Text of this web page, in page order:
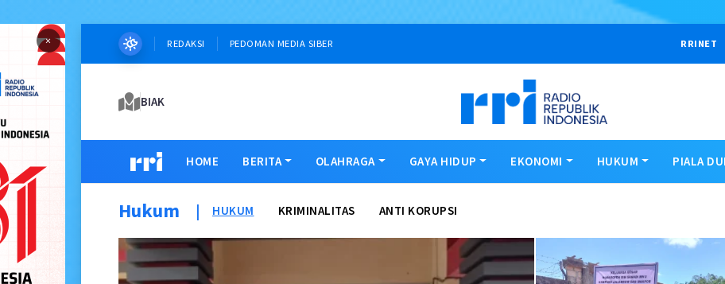
× REDAKSI PEDOMAN MEDIA SIBER RRINET
BIAK
HOME BERITA OLAHRAGA GAYA HIDUP EKONOMI HUKUM PIALA
Hukum | HUKUM KRIMINALITAS ANTI KORUPSI